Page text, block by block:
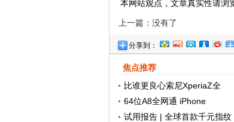
本网站观点，文章真实性请浏
上一篇：没有了
分享到：
焦点推荐
比谁更良心索尼XperiaZ全
64位A8全网通 iPhone
试用报告 | 全球首款千元指纹